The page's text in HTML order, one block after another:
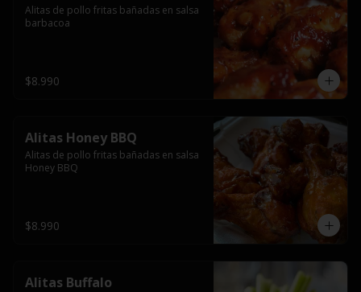
Alitas de pollo fritas bañadas en salsa
barbacoa
$8.990
Alitas Honey BBQ
Alitas de pollo fritas bañadas en salsa
Honey BBQ
$8.990
Alitas Buffalo